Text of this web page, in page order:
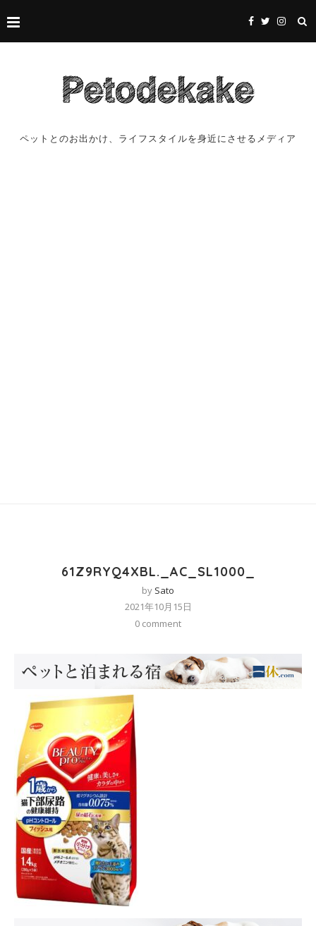
ペットとのお出かけ、ライフスタイルを身近にさせるメディア
61Z9RYQ4XBL._AC_SL1000_
by Sato
2021年10月15日
0 comment